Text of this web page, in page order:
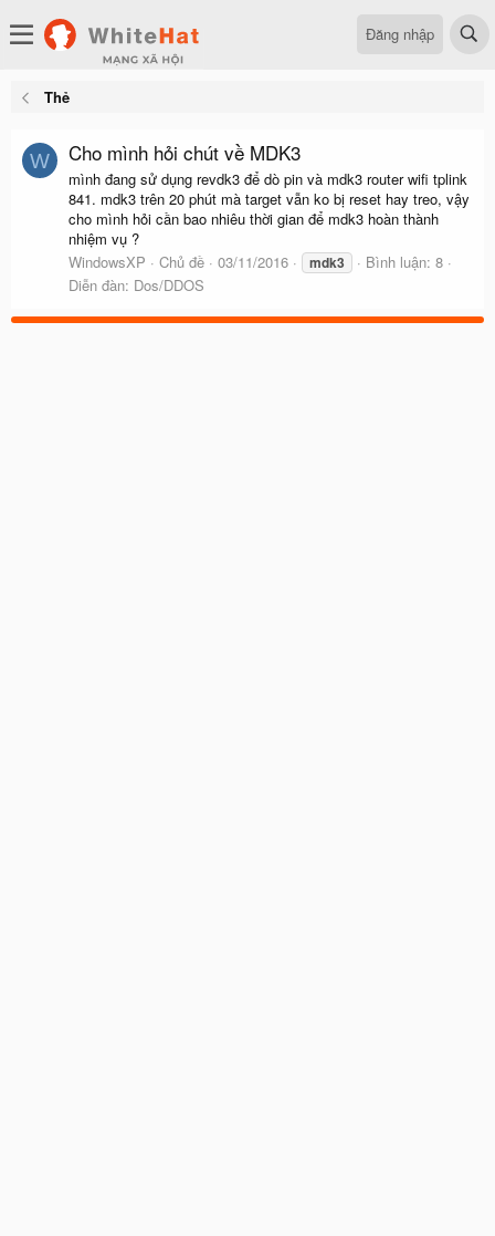
Đăng nhập
Thẻ
W Cho mình hỏi chút về MDK3
mình đang sử dụng revdk3 để dò pin và mdk3 router wifi tplink
841. mdk3 trên 20 phút mà target vẫn ko bị reset hay treo, vậy
cho mình hỏi cần bao nhiêu thời gian để mdk3 hoàn thành
nhiệm vụ ?
WindowsXP
Chủ đề 03/11/2016 mdk3
Bình luận: 8
Diễn đàn: Dos/DDOS